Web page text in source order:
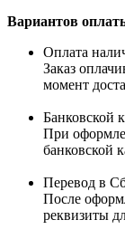
Вариантов
Оплата
Заказ
момент
Банковской
При
банковской
Перевод в
После
реквизиты